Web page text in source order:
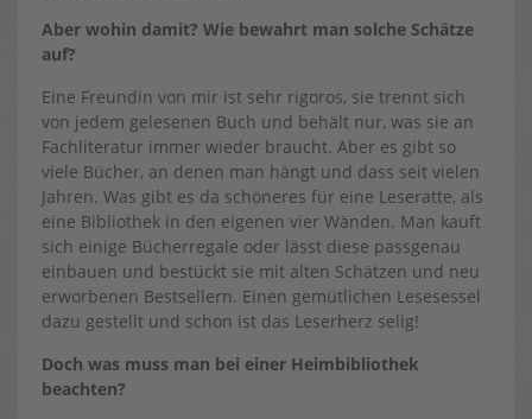
Aber wohin damit? Wie bewahrt man solche Schätze
auf?
Eine Freundin von mir ist sehr rigoros, sie trennt sich
von jedem gelesenen Buch und behält nur, was sie an
Fachliteratur immer wieder braucht. Aber es gibt so
viele Bücher, an denen man hängt und dass seit vielen
Jahren. Was gibt es da schöneres für eine Leseratte, als
eine Bibliothek in den eigenen vier Wänden. Man kauft
sich einige Bücherregale oder lässt diese passgenau
einbauen und bestückt sie mit alten Schätzen und neu
erworbenen Bestsellern. Einen gemütlichen Lesesessel
dazu gestellt und schon ist das Leserherz selig!
Doch was muss man bei einer Heimbibliothek
beachten?